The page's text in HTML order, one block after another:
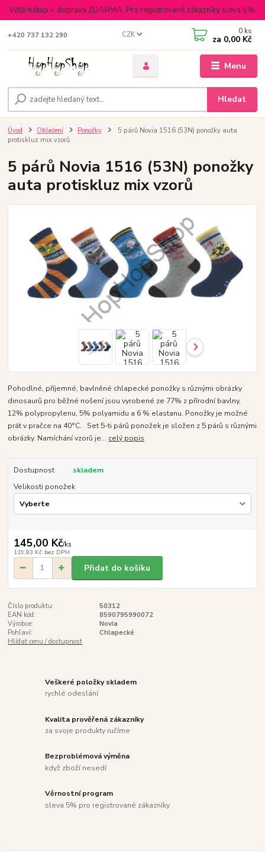
Větší nákup = doprava ZDARMA. Pro registrované zákazníky sleva 5%.
Menu
CZK
Hledat
+420 737 132 290 0 ks
za 0,00 Kč
Úvod Oblečení Ponožky
5 párů Novia 1516 (53N) ponožky auta
protiskluz mix vzorů
5 párů Novia 1516 (53N) ponožky
auta protiskluz mix vzorů
Pohodlné, příjemné, bavlněné chlapecké ponožky s různými obrázky
dinosaurů pro běžné nošení jsou vyrobené ze 77% z přírodní bavlny,
12% polypropylenu, 5% polyamidu a 6 % elastanu. Ponožky je možné
prát v pračce na 40°C. Set 5-ti párů ponožek je složen z 5 párů s různými
obrázky. Namíchání vzorů je... celý popis
Dostupnost
skladem
Velikosti ponožek
145,00 Kč/ks
119,83 Kč bez DPH
Přidat do košíku
Číslo produktu:
50312
EAN kód:
8590795990072
Výrobce:
Novia
Pohlaví:
Chlapecké
Hlídat cenu / dostupnost
Veškeré položky skladem
rychlé odeslání
Kvalita prověřená zákazníky
za svoje produkty ručíme
Bezproblémová výměna
když zboží nesedí
Věrnostní program
sleva 5% pro registrované zákazníky